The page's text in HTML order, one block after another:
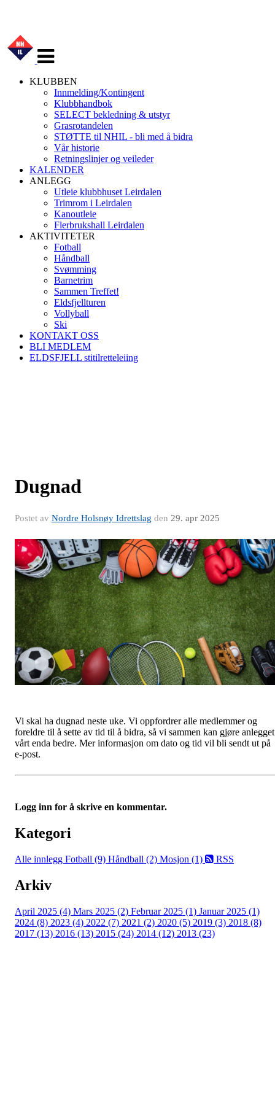
navigasjon
KLUBBEN
Innmelding/Kontingent
Klubbhandbok
SELECT bekledning & utstyr
Grasrotandelen
STØTTE til NHIL - bli med å bidra
Vår historie
Retningslinjer og veileder
KALENDER
ANLEGG
Utleie klubbhuset Leirdalen
Trimrom i Leirdalen
Kanoutleie
Flerbrukshall Leirdalen
AKTIVITETER
Fotball
Håndball
Svømming
Barnetrim
Sammen Treffet!
Eldsfjellturen
Vollyball
Ski
KONTAKT OSS
BLI MEDLEM
ELDSFJELL stitilretteleiing
Dugnad
Postet av Nordre Holsnøy Idrettslag den 29. apr 2025
Vi skal ha dugnad neste uke. Vi oppfordrer alle medlemmer og
foreldre til å sette av tid til å bidra, så vi sammen kan gjøre anlegget
vårt enda bedre. Mer informasjon om dato og tid vil bli sendt ut på
e-post.
Logg inn for å skrive en kommentar.
Kategori
Alle innlegg Fotball (9) Håndball (2) Mosjon (1) RSS
Arkiv
April 2025 (4) Mars 2025 (2) Februar 2025 (1) Januar 2025 (1)
2024 (8) 2023 (4) 2022 (7) 2021 (2) 2020 (5) 2019 (3) 2018 (8)
2017 (13) 2016 (13) 2015 (24) 2014 (12) 2013 (23)